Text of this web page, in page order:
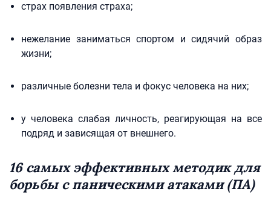
страх появления страха;
нежелание заниматься спортом и сидячий образ
жизни;
различные болезни тела и фокус человека на них;
у человека слабая личность, реагирующая на все
подряд и зависящая от внешнего.
16 самых эффективных методик для
борьбы с паническими атаками (ПА)